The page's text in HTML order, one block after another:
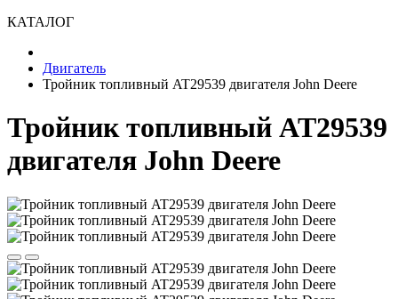
КАТАЛОГ
Двигатель
Тройник топливный AT29539 двигателя John Deere
Тройник топливный AT29539
двигателя John Deere